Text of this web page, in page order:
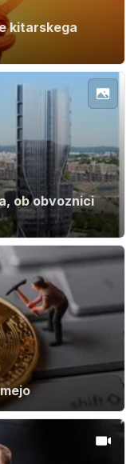
kitarskega
ob obvoznici